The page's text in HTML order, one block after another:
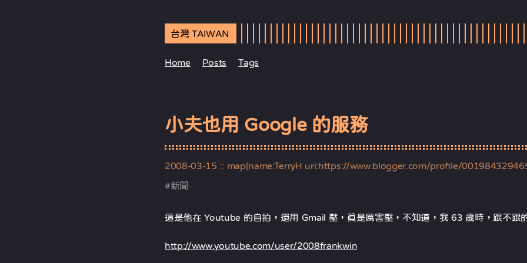
台灣 TAIWAN
Home Posts Tags
小夫也用 Google 的服務
2008-03-15 :: map[name:TerryH uri:https://www.blogger.com/profile/
#新聞
這是他在 Youtube 的自拍，還用 Gmail 壓，真是厲害壓，不知道，我 63 歲時，跟不跟
http://www.youtube.com/user/2008frankwin